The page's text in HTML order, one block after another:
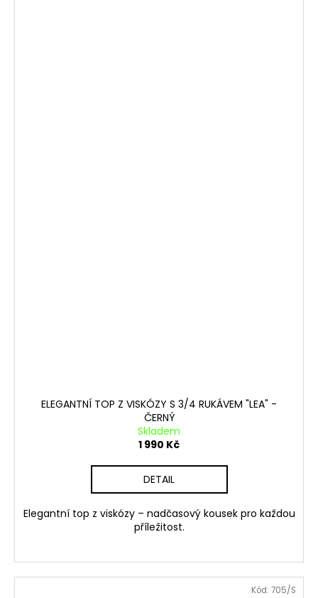
ELEGANTNÍ TOP Z VISKÓZY S 3/4 RUKÁVEM "LEA" -
ČERNÝ
Skladem
1 990 Kč
DETAIL
Elegantní top z viskózy – nadčasový kousek pro každou
příležitost.
Kód: 705/S